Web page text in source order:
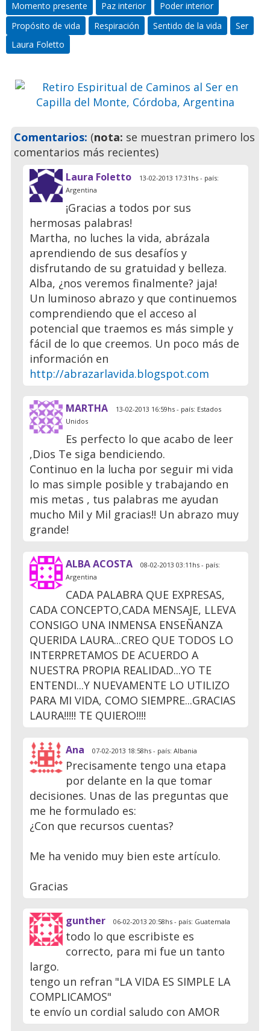
Momento presente Paz interior
Poder interior
Propósito de vida
Respiración Sentido de la vida
Ser
Laura Foletto
Ser en Capilla del Monte,
Córdoba, Argentina
Previo
Comentarios: (nota: se muestran primero los
comentarios más recientes)
Laura Foletto 13-02-2013 17:31hs - país:
Argentina
¡Gracias a todos por sus
hermosas palabras!
Martha, no luches la vida, abrázala
aprendiendo de sus desafíos y
disfrutando de su gratuidad y belleza.
Alba, ¿nos veremos finalmente? jaja!
Un luminoso abrazo y que continuemos
comprendiendo que el acceso al
potencial que traemos es más simple y
fácil de lo que creemos. Un poco más de
información en
http://abrazarlavida.blogspot.com
MARTHA 13-02-2013 16:59hs - país: Estados
Unidos
Es perfecto lo que acabo de leer
,Dios Te siga bendiciendo.
Continuo en la lucha por seguir mi vida
lo mas simple posible y trabajando en
mis metas , tus palabras me ayudan
mucho Mil y Mil gracias!! Un abrazo muy
grande!
ALBA ACOSTA 08-02-2013 03:11hs - país:
Argentina
CADA PALABRA QUE EXPRESAS,
CADA CONCEPTO,CADA MENSAJE, LLEVA
CONSIGO UNA INMENSA ENSEÑANZA
QUERIDA LAURA...CREO QUE TODOS LO
INTERPRETAMOS DE ACUERDO A
NUESTRA PROPIA REALIDAD...YO TE
ENTENDI...Y NUEVAMENTE LO UTILIZO
PARA MI VIDA, COMO SIEMPRE...GRACIAS
LAURA!!!!! TE QUIERO!!!!
Ana 07-02-2013 18:58hs - país: Albania
Precisamente tengo una etapa
por delante en la que tomar
decisiones. Unas de las preguntas que
me he formulado es:
¿Con que recursos cuentas?
Me ha venido muy bien este artículo.
Gracias
gunther 06-02-2013 20:58hs - país: Guatemala
todo lo que escribiste es
correcto, para mi fue un tanto
largo.
tengo un refran "LA VIDA ES SIMPLE LA
COMPLICAMOS"
te envío un cordial saludo con AMOR